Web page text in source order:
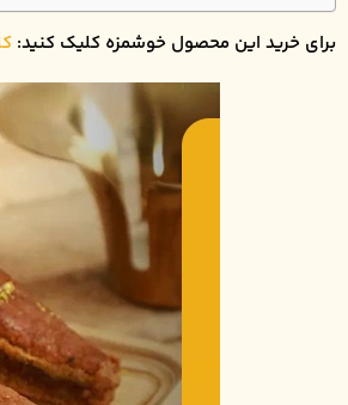
برای خرید این محصول خوشمزه کلیک کنید: